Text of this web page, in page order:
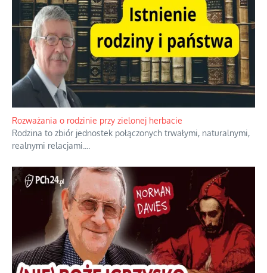
Rozważania o rodzinie przy zielonej herbacie
Rodzina to zbiór jednostek połączonych trwałymi, naturalnymi,
realnymi relacjami.